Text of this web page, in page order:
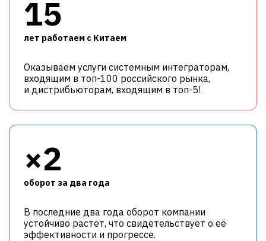
15
лет работаем с Китаем
Оказываем услуги системным интеграторам,
входящим в топ-100 российского рынка,
и дистрибьюторам, входящим в топ-5!
×2
оборот за два года
В последние два года оборот компании
устойчиво растет, что свидетельствует о её
эффективности и прогрессе.